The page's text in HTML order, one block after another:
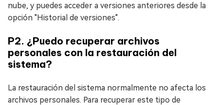
nube, y puedes acceder a versiones anteriores desde la
opción "Historial de versiones".
P2. ¿Puedo recuperar archivos
personales con la restauración del
sistema?
La restauración del sistema normalmente no afecta los
archivos personales. Para recuperar este tipo de